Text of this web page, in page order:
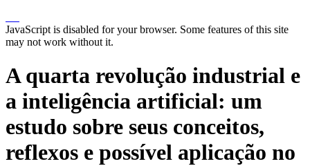
JavaScript is disabled for your browser. Some features of this site
may not work without it.
A quarta revolução industrial e
a inteligência artificial: um
estudo sobre seus conceitos,
reflexos e possível aplicação no